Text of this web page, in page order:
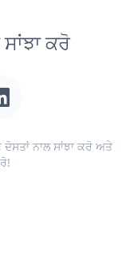
ਕਰੋ
ਨਾਲ ਸਾਂਝਾ ਕਰੋ ਅਤੇ